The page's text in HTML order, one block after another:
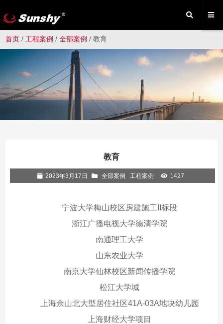
首页 / 工程案例 /全部案例 / 教育
教育
2023年3月17日 全部案例 工程案例 1427
宁波大学梅山校区房建施工II标段
浙江广播电视大学德清学院
南通理工大学
山东农业大学
南京大学仙林校区新闻传播学院
松江大学城
上海佘山北大型居住社区41A-03A地块幼儿园
上海财经大学项目